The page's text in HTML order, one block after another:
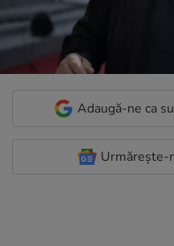
Adaugă-ne ca
Urmărește-